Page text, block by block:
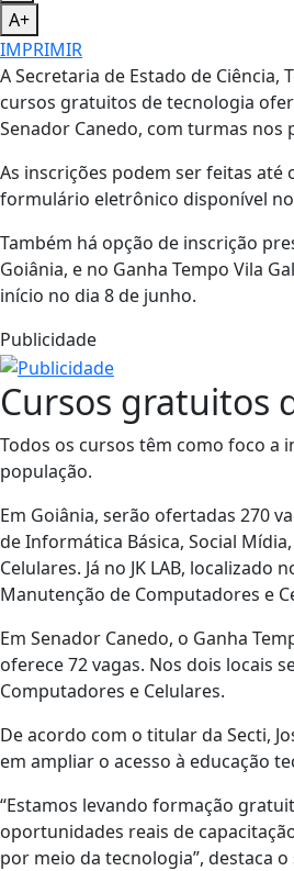
A+
IMPRIMIR
A Secretaria de Estado de Ciência,
cursos gratuitos de tecnologia
Senador Canedo, com turmas
As inscrições podem ser feitas até
formulário eletrônico disponível
Também há opção de inscrição
Goiânia, e no Ganha Tempo Vila
início no dia 8 de junho.
Publicidade
Cursos gratuitos
Todos os cursos têm como foco a
população.
Em Goiânia, serão ofertadas 270
de Informática Básica, Social
Celulares. Já no JK LAB,
Manutenção de Computadores e
Em Senador Canedo, o Ganha
oferece 72 vagas. Nos dois locais
Computadores e Celulares.
De acordo com o titular da Secti,
em ampliar o acesso à educação
“Estamos levando formação
oportunidades reais de
por meio da tecnologia”, destaca